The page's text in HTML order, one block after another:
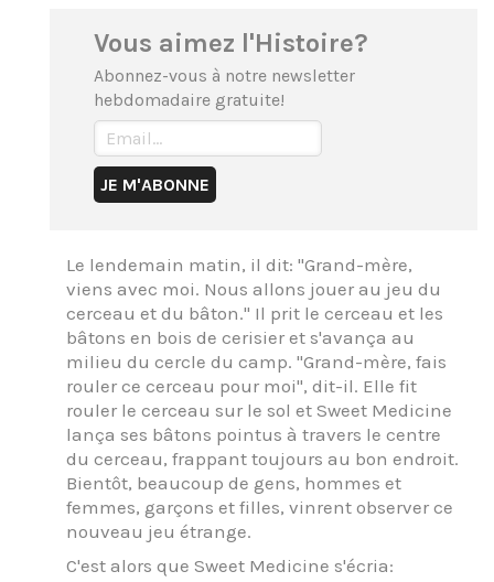
Vous aimez l'Histoire?
Abonnez-vous à notre newsletter
hebdomadaire gratuite!
Le lendemain matin, il dit: "Grand-mère,
viens avec moi. Nous allons jouer au jeu du
cerceau et du bâton." Il prit le cerceau et les
bâtons en bois de cerisier et s'avança au
milieu du cercle du camp. "Grand-mère, fais
rouler ce cerceau pour moi", dit-il. Elle fit
rouler le cerceau sur le sol et Sweet Medicine
lança ses bâtons pointus à travers le centre
du cerceau, frappant toujours au bon endroit.
Bientôt, beaucoup de gens, hommes et
femmes, garçons et filles, vinrent observer ce
nouveau jeu étrange.
C'est alors que Sweet Medicine s'écria: